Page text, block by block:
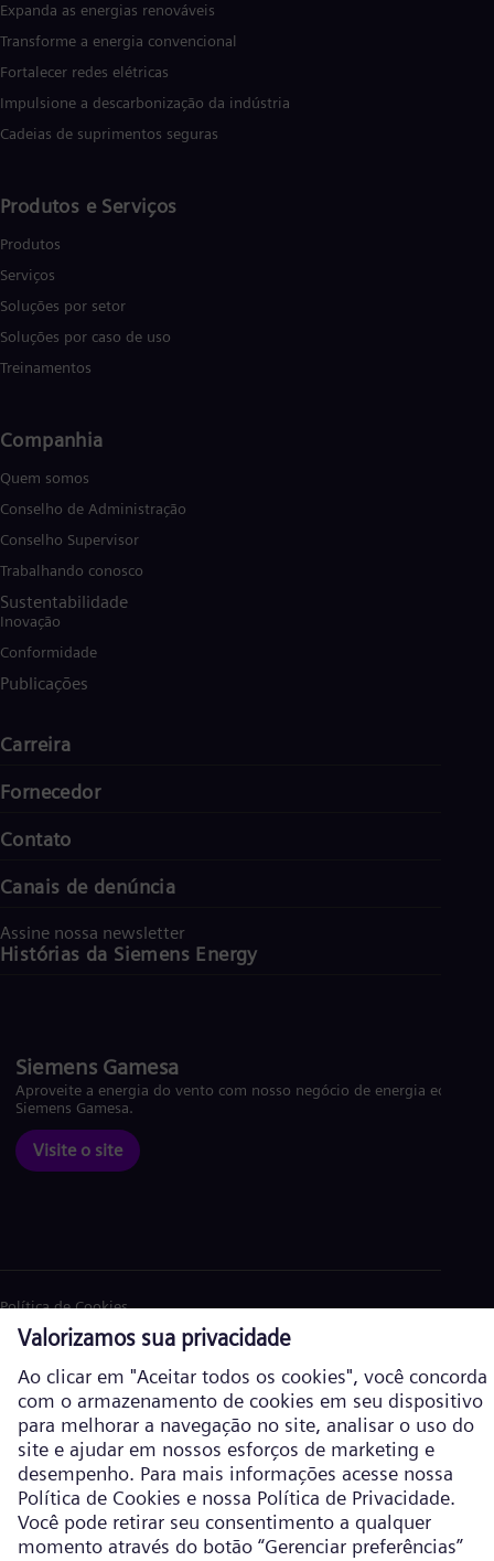
Expanda as energias renováveis
Transforme a energia convencional
Fortalecer redes elétricas
Impulsione a descarbonização da indústria
Cadeias de suprimentos seguras
Produtos e Serviços
Produtos
Serviços
Soluções por setor
Soluções por caso de uso
Treinamentos
Companhia
Quem somos
Conselho de Administração
Conselho Supervisor
Trabalhando conosco
Sustentabilidade
Inovação
Conformidade
Publicações
Carreira
Fornecedor
Contato
Canais de denúncia
Assine nossa newsletter
Histórias da Siemens Energy
Siemens Gamesa
Aproveite a energia do vento com nosso negócio de energia eólica
Siemens Gamesa.
Visite o site
Política de Cookies
Política de privacidade
Termos de Uso
Informações corporativas
Siemens Energy é uma marca comercial licenciada pela Siemens AG. ©
Siemens Energy, 2026